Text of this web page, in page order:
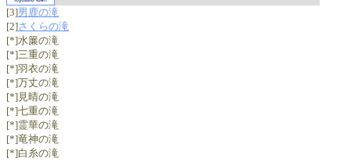
[3]男鹿の滝
[2]さくらの滝
[*]水簾の滝
[*]三重の滝
[*]羽衣の滝
[*]万丈の滝
[*]見晴の滝
[*]七重の滝
[*]霊華の滝
[*]竜神の滝
[*]白糸の滝